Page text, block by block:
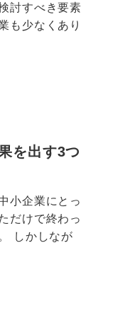
討すべき要素
も少なくあり
を出す3つ
小企業にとっ
だけで終わっ
しかしなが